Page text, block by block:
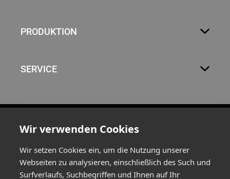
PRODUKTION
SERVICE
Wir verwenden Cookies
Wir setzen Cookies ein, um die Nutzung unserer
Webseiten zu analysieren, einschließlich des Such und
Surfverlaufs, Suchbegriffen und Ihnen auf Ihr